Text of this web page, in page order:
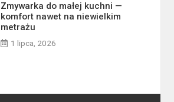
Zmywarka do małej kuchni —
komfort nawet na niewielkim
metrażu
1 lipca, 2026